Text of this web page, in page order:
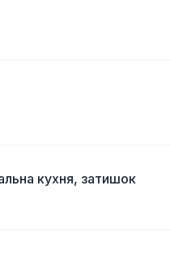
кухня, затишок